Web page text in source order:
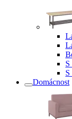
S
S
Domácnost